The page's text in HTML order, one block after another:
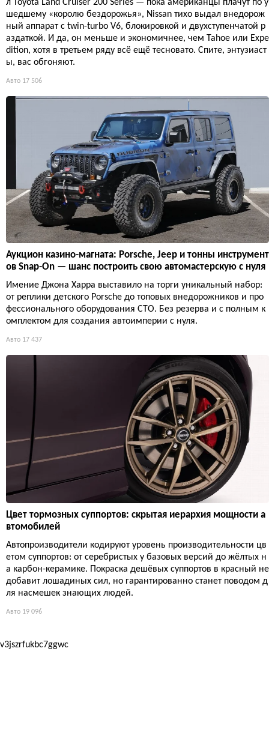
л Toyota Land Cruiser 200 Series — пока американцы плачут по у
шедшему «королю бездорожья», Nissan тихо выдал внедорож
ный аппарат с twin-turbo V6, блокировкой и двухступенчатой р
аздаткой. И да, он меньше и экономичнее, чем Tahoe или Expe
dition, хотя в третьем ряду всё ещё тесновато. Спите, энтузиаст
ы, вас обгоняют.
Авто 17 506
Аукцион казино-магната: Porsche, Jeep и тонны инструмент
ов Snap-On — шанс построить свою автомастерскую с нуля
Имение Джона Харра выставило на торги уникальный набор:
от реплики детского Porsche до топовых внедорожников и про
фессионального оборудования СТО. Без резерва и с полным к
омплектом для создания автоимперии с нуля.
Авто 17 437
Цвет тормозных суппортов: скрытая иерархия мощности а
втомобилей
Автопроизводители кодируют уровень производительности цв
етом суппортов: от серебристых у базовых версий до жёлтых н
а карбон-керамике. Покраска дешёвых суппортов в красный не
добавит лошадиных сил, но гарантированно станет поводом д
ля насмешек знающих людей.
Авто 19 096
v3jszrfukbc7ggwc